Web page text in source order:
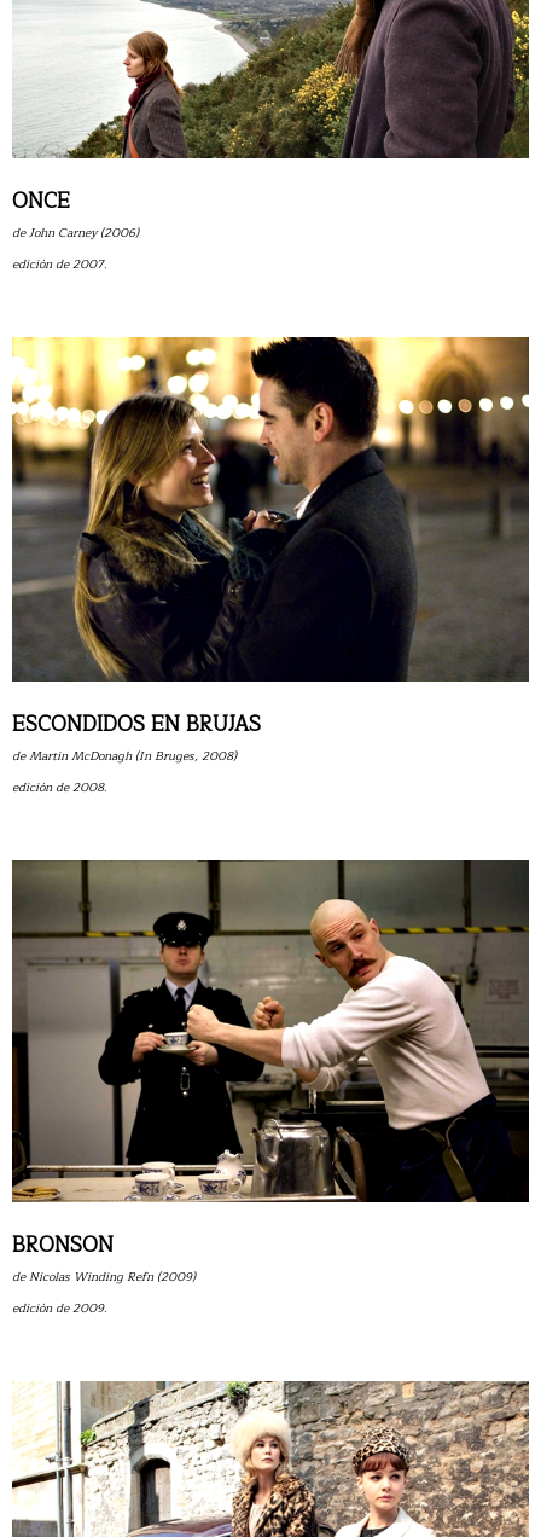
ONCE
de John Carney (2006)
edición de 2007.
ESCONDIDOS EN BRUJAS
de Martin McDonagh (In Bruges, 2008)
edición de 2008.
BRONSON
de Nicolas Winding Refn (2009)
edición de 2009.